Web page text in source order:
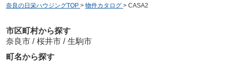
奈良の日栄ハウジングTOP > 物件カタログ > CASA2
市区町村から探す
奈良市 / 桜井市 / 生駒市
町名から探す